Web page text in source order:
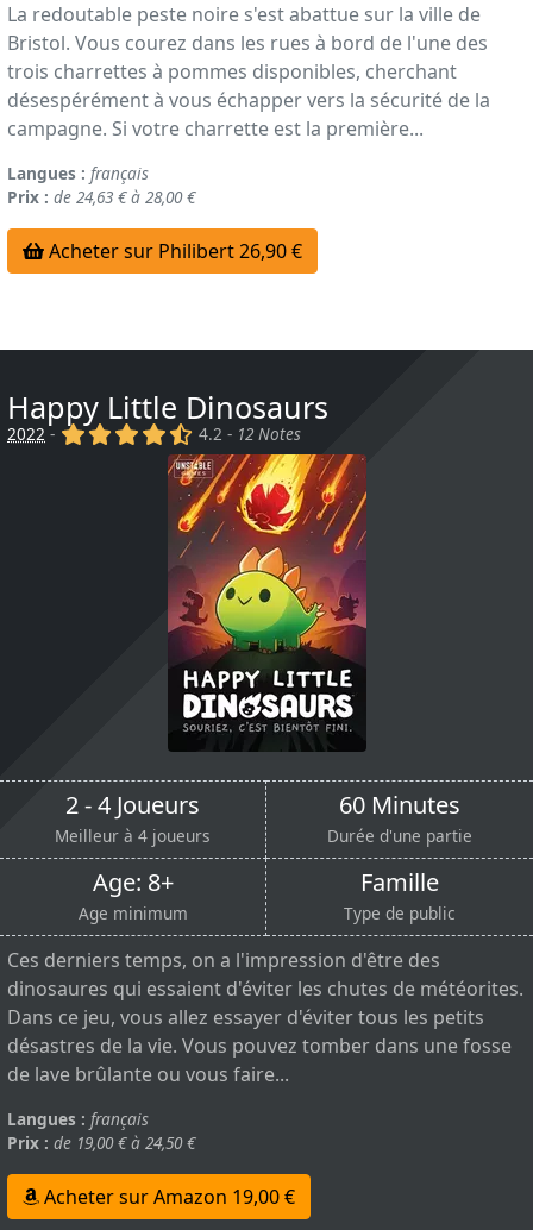
La redoutable peste noire s'est abattue sur la ville de
Bristol. Vous courez dans les rues à bord de l'une des
trois charrettes à pommes disponibles, cherchant
désespérément à vous échapper vers la sécurité de la
campagne. Si votre charrette est la première...
Langues : français
Prix : de 24,63 € à 28,00 €
Acheter sur Philibert 26,90 €
Happy Little Dinosaurs
2022 - (x) (x) (x) (x) (,)
4.2 - 12 Notes
2 - 4 Joueurs
Meilleur à 4 joueurs
60 Minutes
Durée d'une partie
Age: 8+
Age minimum
Famille
Type de public
Ces derniers temps, on a l'impression d'être des
dinosaures qui essaient d'éviter les chutes de météorites.
Dans ce jeu, vous allez essayer d'éviter tous les petits
désastres de la vie. Vous pouvez tomber dans une fosse
de lave brûlante ou vous faire...
Langues : français
Prix : de 19,00 € à 24,50 €
Acheter sur Amazon 19,00 €